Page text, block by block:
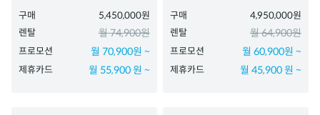
구매
5,450,000원
렌탈
월 74,900원
프로모션 월 70,900원 ~
제휴카드 월 55,900 원 ~
구매
4,950,000원
렌탈
월 64,900원
프로모션 월 60,900원 ~
제휴카드 월 45,900 원 ~